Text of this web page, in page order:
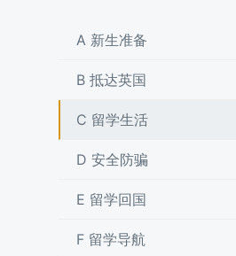
A 新生准备
B 抵达英国
C 留学生活
D 安全防骗
E 留学回国
F 留学导航